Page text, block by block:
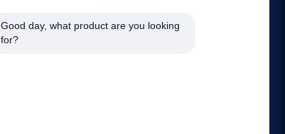
05:00-23:59
Good day, what product are you looking
for?